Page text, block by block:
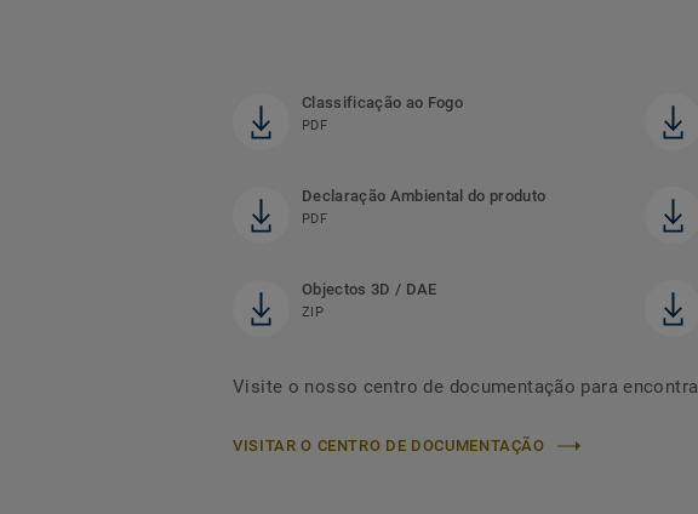
Classificação ao Fogo
PDF
Declaração Ambiental do produto
PDF
Objectos 3D / DAE
ZIP
Visite o nosso centro de documentação para
VISITAR O CENTRO DE DOCUMENTAÇÃO